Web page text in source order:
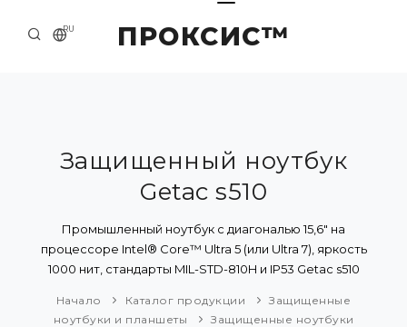
ПРОКСИС™
RU
О КОМПАНИИ
ПРИМЕРЫ И РЕШЕНИЯ
КАТАЛОГ ПРОДУКЦИИ
ПРЕСС-ЦЕНТР
Защищенный ноутбук
Getac s510
Промышленный ноутбук с диагональю 15,6" на
процессоре Intel® Core™ Ultra 5 (или Ultra 7), яркость
1000 нит, стандарты MIL-STD-810H и IP53 Getac s510
Начало Каталог продукции
Защищенные
ноутбуки и планшеты
Защищенные ноутбуки